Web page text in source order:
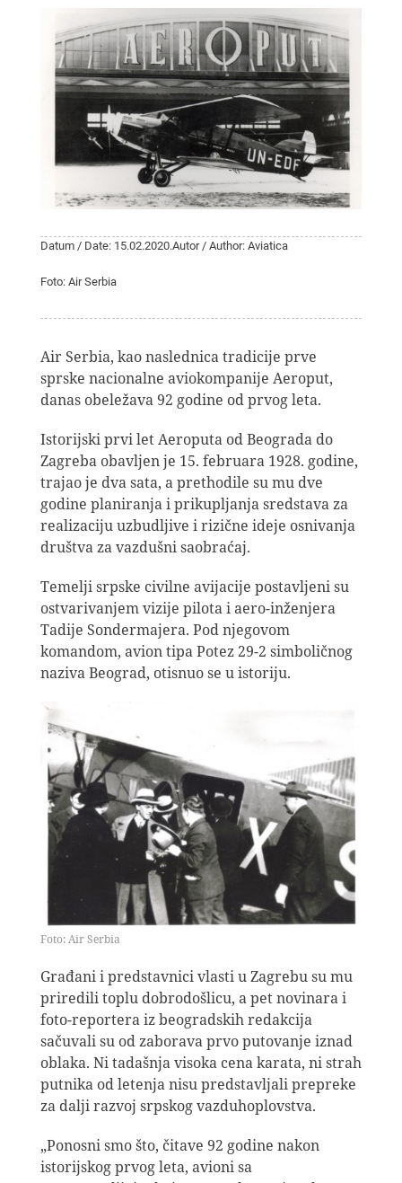
Search
Datum / Date: 15.02.2020.Autor / Author: Aviatica
Foto: Air Serbia
Air Serbia, kao naslednica tradicije prve
sprske nacionalne aviokompanije Aeroput,
danas obeležava 92 godine od prvog leta.
Istorijski prvi let Aeroputa od Beograda do
Zagreba obavljen je 15. februara 1928. godine,
trajao je dva sata, a prethodile su mu dve
godine planiranja i prikupljanja sredstava za
realizaciju uzbudljive i rizične ideje osnivanja
društva za vazdušni saobraćaj.
Temelji srpske civilne avijacije postavljeni su
ostvarivanjem vizije pilota i aero-inženjera
Tadije Sondermajera. Pod njegovom
komandom, avion tipa Potez 29-2 simboličnog
naziva Beograd, otisnuo se u istoriju.
Foto: Air Serbia
Građani i predstavnici vlasti u Zagrebu su mu
priredili toplu dobrodošlicu, a pet novinara i
foto-reportera iz beogradskih redakcija
sačuvali su od zaborava prvo putovanje iznad
oblaka. Ni tadašnja visoka cena karata, ni strah
putnika od letenja nisu predstavljali prepreke
za dalji razvoj srpskog vazduhoplovstva.
„Ponosni smo što, čitave 92 godine nakon
istorijskog prvog leta, avioni sa